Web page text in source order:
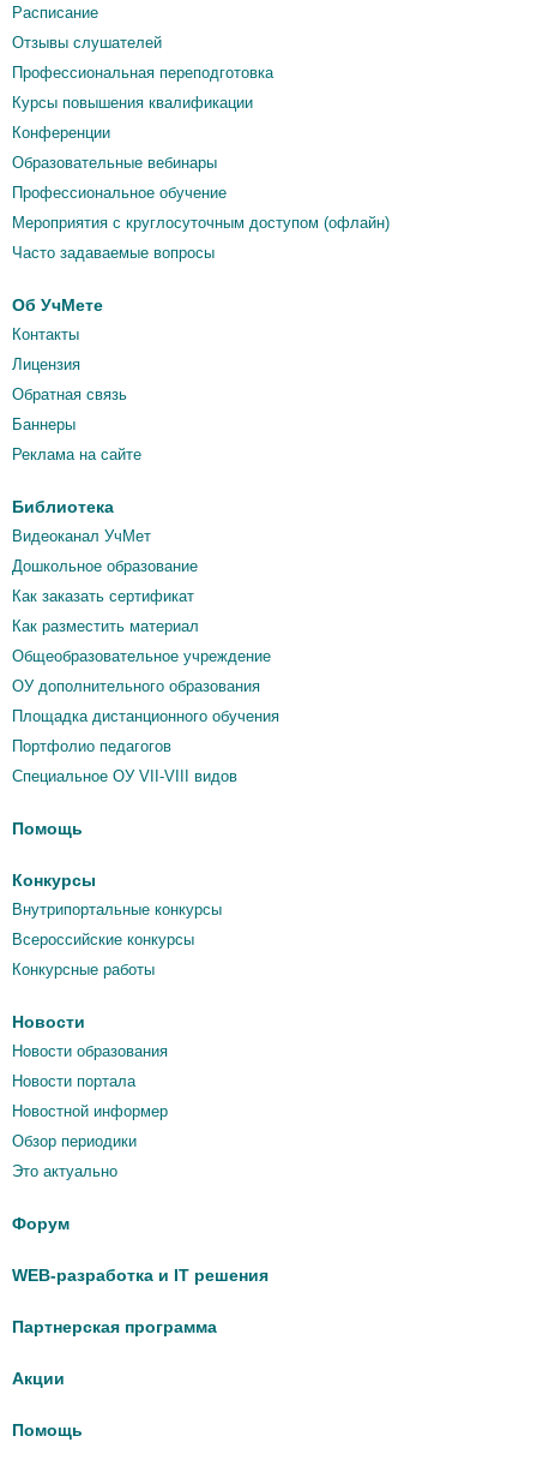
Расписание
Отзывы слушателей
Профессиональная переподготовка
Курсы повышения квалификации
Конференции
Образовательные вебинары
Профессиональное обучение
Мероприятия c круглосуточным доступом (офлайн)
Часто задаваемые вопросы
Об УчМете
Контакты
Лицензия
Обратная связь
Баннеры
Реклама на сайте
Библиотека
Видеоканал УчМет
Дошкольное образование
Как заказать сертификат
Как разместить материал
Общеобразовательное учреждение
ОУ дополнительного образования
Площадка дистанционного обучения
Портфолио педагогов
Специальное ОУ VII-VIII видов
Помощь
Конкурсы
Внутрипортальные конкурсы
Всероссийские конкурсы
Конкурсные работы
Новости
Новости образования
Новости портала
Новостной информер
Обзор периодики
Это актуально
Форум
WEB-разработка и IT решения
Партнерская программа
Акции
Помощь